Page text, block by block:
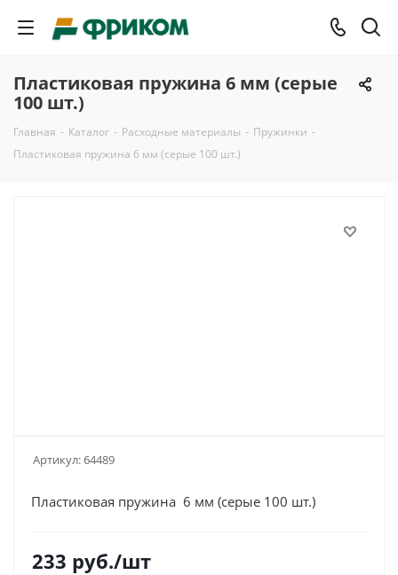
Пластиковая пружина 6 мм (серые
100 шт.)
Главная - Каталог - Расходные материалы - Пружинки -
Пластиковая пружина 6 мм (серые 100 шт.)
Артикул:64489
Пластиковая пружина 6 мм (серые 100 шт.)
233 руб./шт